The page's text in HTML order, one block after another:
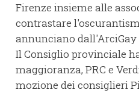
Firenze insieme alle
contrastare
annunciano dall'ArciGay
Il Consiglio provinciale
maggioranza, PRC e
mozione dei consiglieri